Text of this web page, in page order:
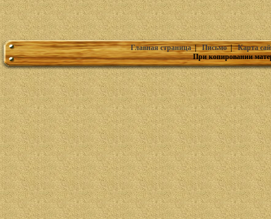
Главная страница|Письмо|Карта
При копировании